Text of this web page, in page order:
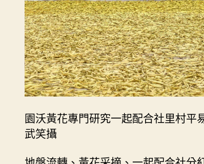
園沃黃花專門研究一起配合社里村平
武笑攝